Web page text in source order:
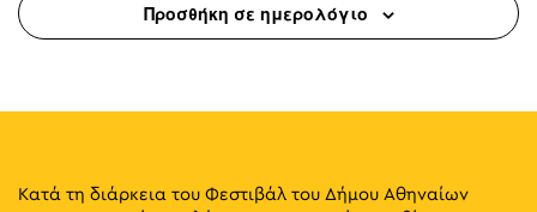
Προσθήκη σε ημερολόγιο
Κατά τη διάρκεια του Φεστιβάλ του Δήμου Αθηναίων